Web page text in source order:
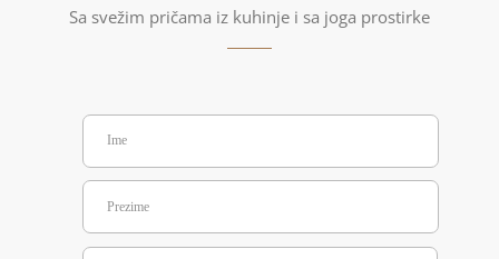
Sa svežim pričama iz kuhinje i sa joga prostirke